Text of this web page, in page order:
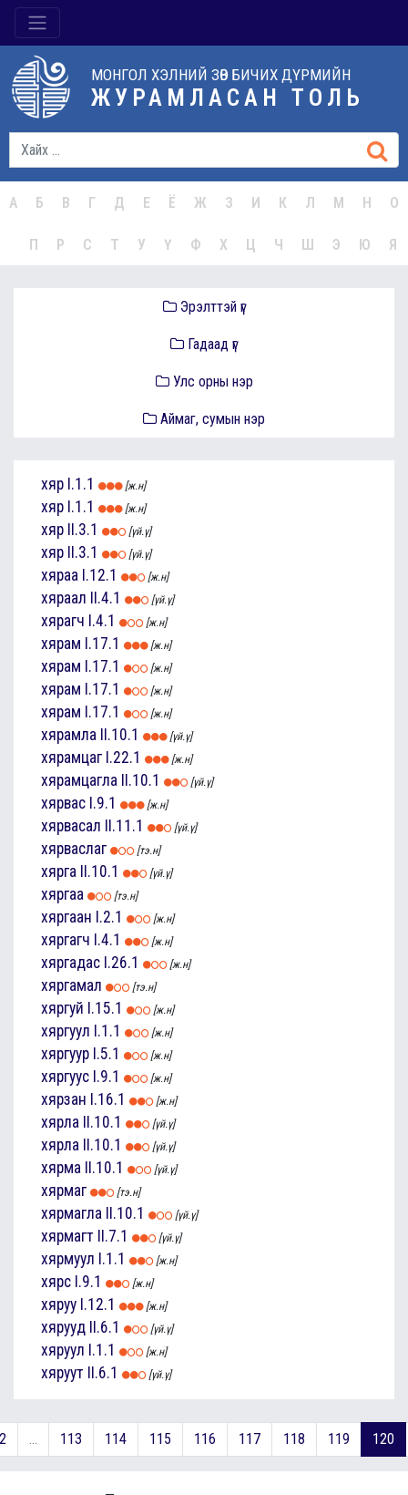
МОНГОЛ ХЭЛНИЙ ЗӨВ БИЧИХ ДҮРМИЙН
ЖУРАМЛАСАН ТОЛЬ
А Б В Г Д Е Ё Ж З И К Л М Н О
П Р С Т У Ү Ф Х Ц Ч Ш Э Ю Я
Эрэлттэй үг
Гадаад үг
Улс орны нэр
Аймаг, сумын нэр
хяр I.1.1 [ж.н]
хяр I.1.1 [ж.н]
хяр II.3.1 [үй.ү]
хяр II.3.1 [үй.ү]
хяраа I.12.1 [ж.н]
хяраал II.4.1 [үй.ү]
хярагч I.4.1 [ж.н]
хярам I.17.1 [ж.н]
хярам I.17.1 [ж.н]
хярам I.17.1 [ж.н]
хярам I.17.1 [ж.н]
хярамла II.10.1 [үй.ү]
хярамцаг I.22.1 [ж.н]
хярамцагла II.10.1 [үй.ү]
хярвас I.9.1 [ж.н]
хярвасал II.11.1 [үй.ү]
хярваслаг [тэ.н]
хярга II.10.1 [үй.ү]
хяргаа [тэ.н]
хяргаан I.2.1 [ж.н]
хяргагч I.4.1 [ж.н]
хяргадас I.26.1 [ж.н]
хяргамал [тэ.н]
хяргуй I.15.1 [ж.н]
хяргуул I.1.1 [ж.н]
хяргуур I.5.1 [ж.н]
хяргуус I.9.1 [ж.н]
хярзан I.16.1 [ж.н]
хярла II.10.1 [үй.ү]
хярла II.10.1 [үй.ү]
хярма II.10.1 [үй.ү]
хярмаг [тэ.н]
хярмагла II.10.1 [үй.ү]
хярмагт II.7.1 [үй.ү]
хярмуул I.1.1 [ж.н]
хярс I.9.1 [ж.н]
хяруу I.12.1 [ж.н]
хярууд II.6.1 [үй.ү]
хяруул I.1.1 [ж.н]
хяруут II.6.1 [үй.ү]
2 ... 113 114 115 116 117 118 119 120